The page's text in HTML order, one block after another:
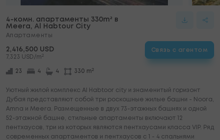
4-комн. апартаменты 330m² в
Meera, Al Habtour City
Апартаменты
2,416,500 USD
7,323 USD/m2
23 4 4 330 m2
Связь с агентом
Уютный жилой комплекс Al Habtoor city и знаменитый горизонт
Дубая представляют собой три роскошные жилые башни - Noora,
Amna и Meera. Размещенные в двух 73-этажных башнях и одной
52-этажной башне, стильные апартаменты включают 12
пентхаусов, три из которых являются пентхаусами класса VIP. Ряд
современных апартаментов и пентхаусов с 1 - 4 спальнями